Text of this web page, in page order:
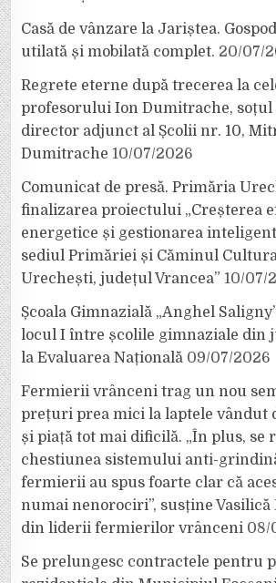
Casă de vânzare la Jariștea.
utilată și mobilată complet. 20/07/
Regrete eterne după trecerea la
profesorului Ion Dumitrache, soțul
director adjunct al Școlii nr. 10,
Dumitrache 10/07/2026
Comunicat de presă. Primăria
finalizarea proiectului „Creșterea
energetice și gestionarea
sediul Primăriei și Căminul
Urechești, județul Vrancea” 10/07/
Școala Gimnazială „Anghel
locul I între școlile gimnaziale din
la Evaluarea Națională 09/07/2026
Fermierii vrânceni trag un nou
prețuri prea mici la laptele vândut
și piață tot mai dificilă. „În plus, se
chestiunea sistemului anti-
fermierii au spus foarte clar că
numai nenorociri”, susține
din liderii fermierilor vrânceni 08/
Se prelungesc contractele pentru